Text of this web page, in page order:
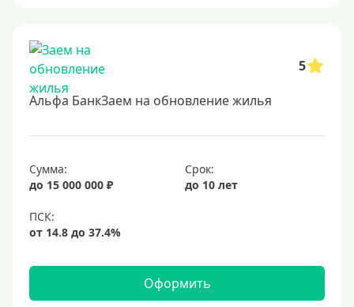
5
Альфа БанкЗаем на обновление жилья
Сумма:
до 15 000 000 ₽
Срок:
до 10 лет
Оформить